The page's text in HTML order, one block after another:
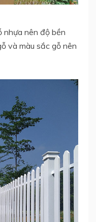
nhựa nên độ bền
và màu sắc gỗ nên